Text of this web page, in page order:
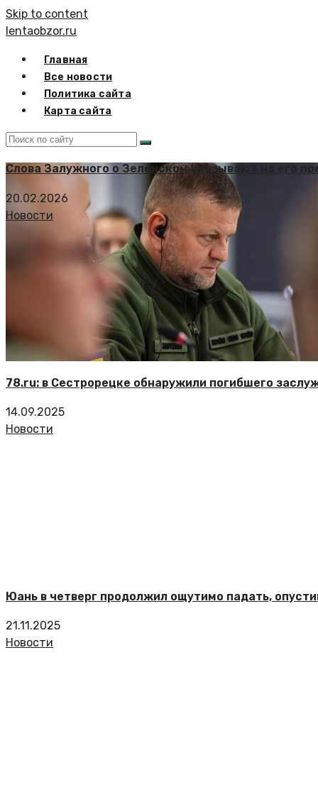
Skip to content
lentaobzor.ru
Главная
Все новости
Политика сайта
Карта сайта
Слова Залужного о Зеленском указывают на его
20.02.2026
Новости
78.ru: в Сестрорецке обнаружили погибшего
14.09.2025
Новости
Юань в четверг продолжил ощутимо падать,
21.11.2025
Новости